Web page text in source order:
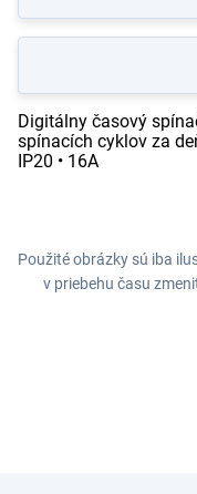
Digitálny časový
spínacích cyklov za
IP20 • 16A
Použité obrázky sú iba
v priebehu času